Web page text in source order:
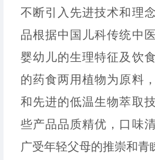
不断引入先进技术和理
品根据中国儿科传统中
婴幼儿的生理特征及饮
的药食两用植物为原料
和先进的低温生物萃取
些产品品质精优，口味
广受年轻父母的推崇和青